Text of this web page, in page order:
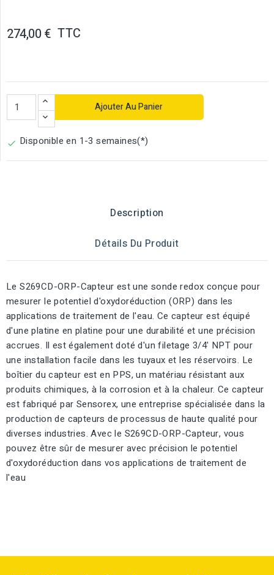
274,00 € TTC
Ajouter Au Panier
 Disponible en 1-3 semaines(*)
Description
Détails Du Produit
Le S269CD-ORP-Capteur est une sonde redox conçue pour
mesurer le potentiel d'oxydoréduction (ORP) dans les
applications de traitement de l'eau. Ce capteur est équipé
d'une platine en platine pour une durabilité et une précision
accrues. Il est également doté d'un filetage 3/4' NPT pour
une installation facile dans les tuyaux et les réservoirs. Le
boîtier du capteur est en PPS, un matériau résistant aux
produits chimiques, à la corrosion et à la chaleur. Ce capteur
est fabriqué par Sensorex, une entreprise spécialisée dans la
production de capteurs de processus de haute qualité pour
diverses industries. Avec le S269CD-ORP-Capteur, vous
pouvez être sûr de mesurer avec précision le potentiel
d'oxydoréduction dans vos applications de traitement de
l'eau